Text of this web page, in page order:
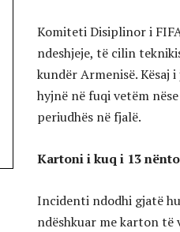
Komiteti Disiplinor i
ndeshjeje, të cilin
kundër Armenisë. Kësaj
hyjnë në fuqi vetëm
periudhës në fjalë.
Kartoni i kuq i 13
Incidenti ndodhi gjatë
ndëshkuar me karton të